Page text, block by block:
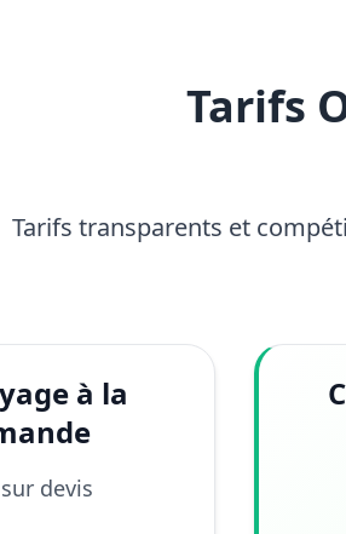
Tarifs
Tarifs transparents et
à la
devis